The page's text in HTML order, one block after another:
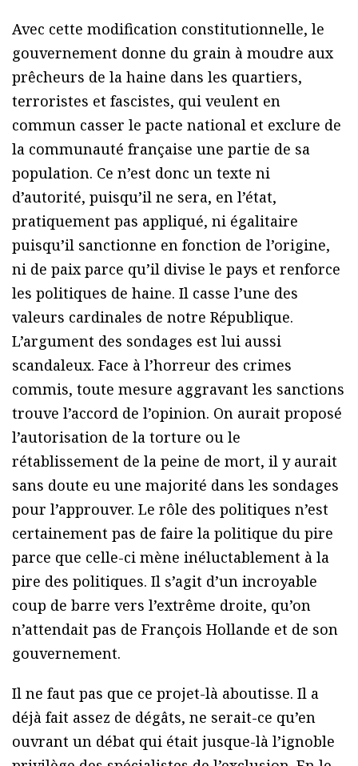
Avec cette modification constitutionnelle, le
gouvernement donne du grain à moudre aux
prêcheurs de la haine dans les quartiers,
terroristes et fascistes, qui veulent en
commun casser le pacte national et exclure de
la communauté française une partie de sa
population. Ce n’est donc un texte ni
d’autorité, puisqu’il ne sera, en l’état,
pratiquement pas appliqué, ni égalitaire
puisqu’il sanctionne en fonction de l’origine,
ni de paix parce qu’il divise le pays et renforce
les politiques de haine. Il casse l’une des
valeurs cardinales de notre République.
L’argument des sondages est lui aussi
scandaleux. Face à l’horreur des crimes
commis, toute mesure aggravant les sanctions
trouve l’accord de l’opinion. On aurait proposé
l’autorisation de la torture ou le
rétablissement de la peine de mort, il y aurait
sans doute eu une majorité dans les sondages
pour l’approuver. Le rôle des politiques n’est
certainement pas de faire la politique du pire
parce que celle-ci mène inéluctablement à la
pire des politiques. Il s’agit d’un incroyable
coup de barre vers l’extrême droite, qu’on
n’attendait pas de François Hollande et de son
gouvernement.
Il ne faut pas que ce projet-là aboutisse. Il a
déjà fait assez de dégâts, ne serait-ce qu’en
ouvrant un débat qui était jusque-là l’ignoble